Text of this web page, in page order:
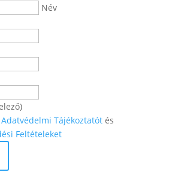
Név
Adatvédelmi Tájékoztatótés
Feltételeket